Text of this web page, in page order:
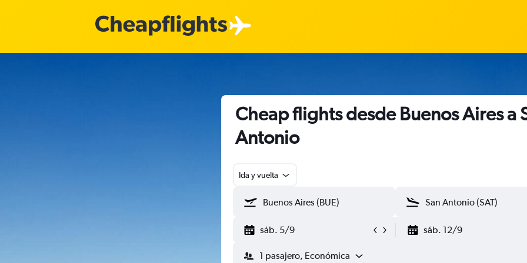
Cheap flights desde Buenos Aires a
Antonio
Ida y vuelta
sáb. 5/9 sáb. 12/9
1 pasajero, Económica